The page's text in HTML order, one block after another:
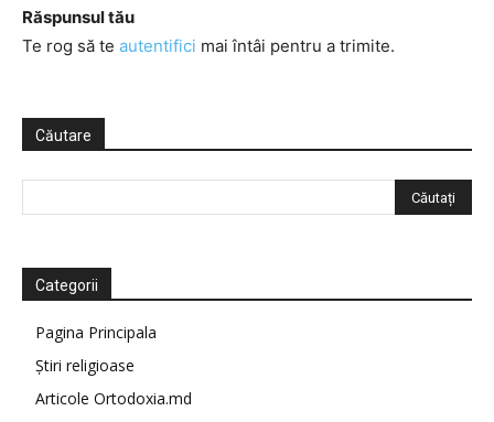
Răspunsul tău
Te rog să te autentifici mai întâi pentru a trimite.
Căutare
Categorii
Pagina Principala
Știri religioase
Articole Ortodoxia.md